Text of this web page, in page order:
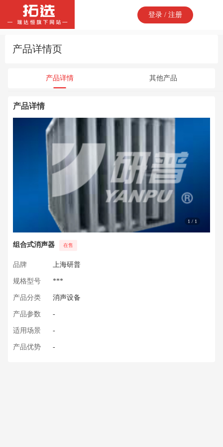
登录 / 注册
产品详情页
产品详情 其他产品
产品详情
1 / 1
组合式消声器 在售
品牌 上海研普
规格型号 ***
产品分类 消声设备
产品参数 -
适用场景 -
产品优势 -